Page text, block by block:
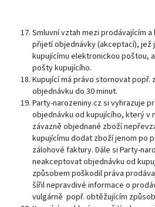
Smluvní vztah mezi prodávajícím
přijetí objednávky (akceptací), jež
kupujícímu elektronickou poštou,
pošty kupujícího.
Kupující má právo stornovat popř.
objednávku do 30 minut.
Party-narozeniny.cz si vyhrazuje
objednávku od kupujícího, který v
závazně objednané zboží
kupujícímu dodat zboží jenom po
zálohové faktury. Dále si Party-
neakceptovat objednávku od
způsobem poškodil práva
šířil nepravdivé informace o
vulgárně popř. obtěžujícím